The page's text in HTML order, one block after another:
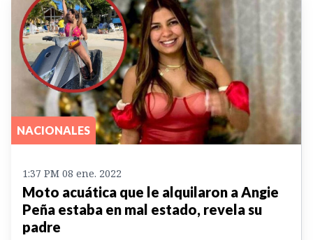
NACIONALES
1:37 PM 08 ene. 2022
Moto acuática que le alquilaron a Angie
Peña estaba en mal estado, revela su
padre